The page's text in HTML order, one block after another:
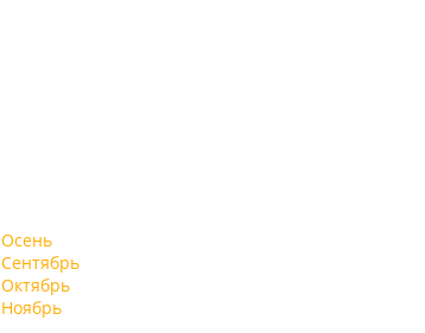
Осень
Сентябрь
Октябрь
Ноябрь